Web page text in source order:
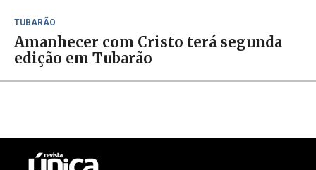
TUBARÃO
Amanhecer com Cristo terá segunda
edição em Tubarão